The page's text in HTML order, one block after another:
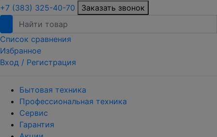
+7 (383) 325-40-70
Заказать звонок
Список сравнения
Избранное
Вход / Регистрация
Бытовая техника
Профессиональная техника
Сервис
Гарантия